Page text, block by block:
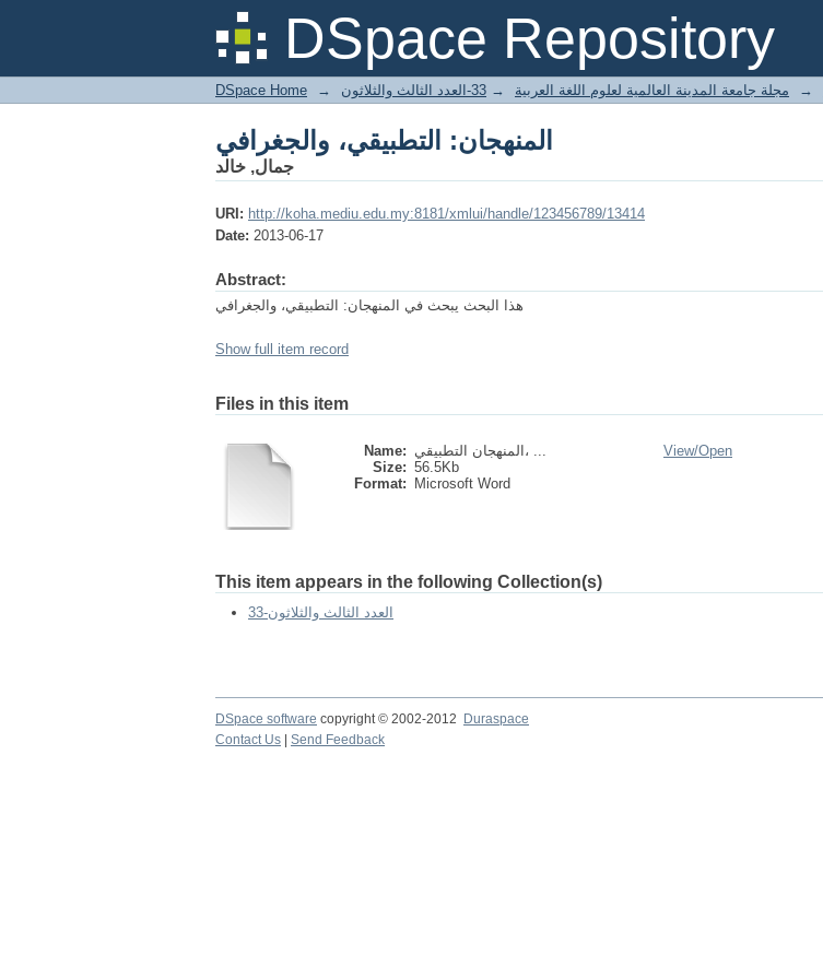
DSpace Repository
المنهجان: التطبيقي، والجغرافي
DSpace Home → → مجلة جامعة المدينة العالمية لعلوم اللغة العربية → 33-العدد الثالث والثلاثون
المنهجان: التطبيقي، والجغرافي
جمال, خالد
URI: http://koha.mediu.edu.my:8181/xmlui/handle/123456789/13414
Date: 2013-06-17
Abstract:
هذا البحث يبحث في المنهجان: التطبيقي، والجغرافي
Show full item record
Files in this item
Name:
المنهجان التطبيقي، ...
Size: 56.5Kb
Format:
Microsoft Word
View/Open
This item appears in the following Collection(s)
33-العدد الثالث والثلاثون
DSpace software copyright © 2002-2012 Duraspace
Contact Us
Send Feedback